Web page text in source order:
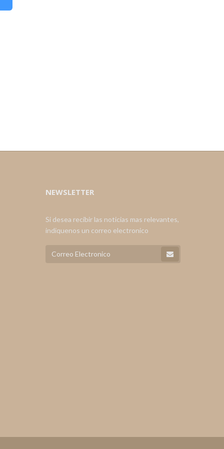
NEWSLETTER
Si desea recibir las noticias mas relevantes,
indiquenos un correo electronico